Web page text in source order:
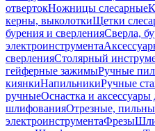
отвертокНожницы слесарные
керны, выколоткиЩетки
бурения и сверленияСверла,
электроинструмента
сверленияСтолярный
гейферные зажимыРучные
киянкиНапильникиРучные
ручныеОснастка и аксессуары
шлифованияОтрезные,
электроинструментаФрезы